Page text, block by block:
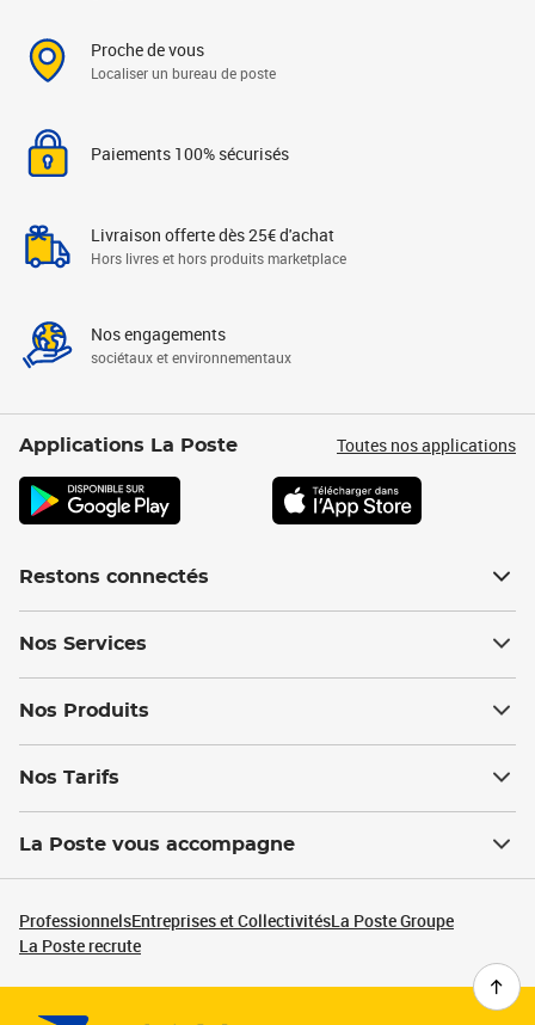
Proche de vous
Localiser un bureau de poste
Paiements 100% sécurisés
Livraison offerte dès 25€ d'achat
Hors livres et hors produits marketplace
Nos engagements
sociétaux et environnementaux
Applications La Poste Toutes nos applications
Restons connectés
Nos Services
Nos Produits
Nos Tarifs
La Poste vous accompagne
ProfessionnelsEntreprises et CollectivitésLa Poste Groupe
La Poste recrute